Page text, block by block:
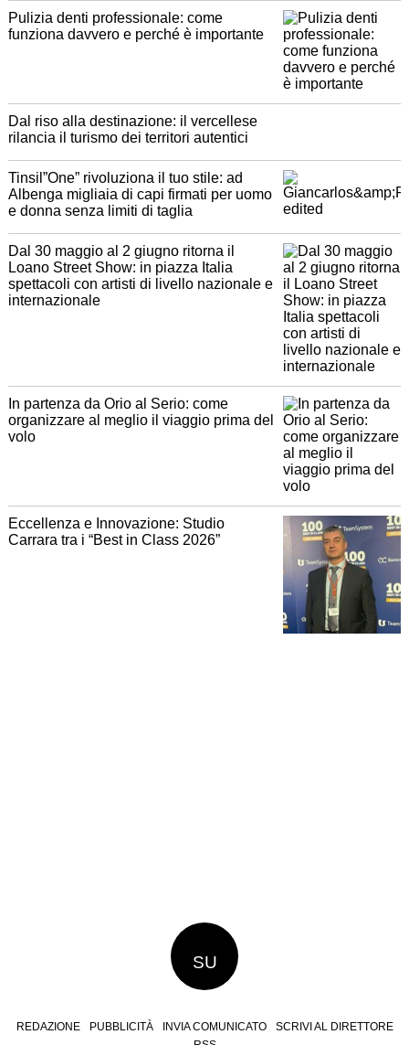
Pulizia denti professionale: come
funziona davvero e perché è importante
Dal riso alla destinazione: il vercellese
rilancia il turismo dei territori autentici
Tinsil”One” rivoluziona il tuo stile: ad
Albenga migliaia di capi firmati per uomo
e donna senza limiti di taglia
Dal 30 maggio al 2 giugno ritorna il
Loano Street Show: in piazza Italia
spettacoli con artisti di livello nazionale e
internazionale
In partenza da Orio al Serio: come
organizzare al meglio il viaggio prima del
volo
Eccellenza e Innovazione: Studio
Carrara tra i “Best in Class 2026”
SU
REDAZIONE PUBBLICITÀ INVIA COMUNICATO
SCRIVI AL DIRETTORE